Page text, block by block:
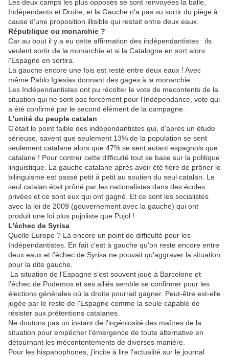
Les deux camps les plus opposés se sont renvoyées la balle,
Indépendants et Droite, et la Gauche n'a pas su sortir du piège à
cause d'une proposition illisible qui restait entre deux eaux.
République ou monarchie ?
Car au bout il y a eu cette affirmation des indépendantistes : ils
veulent sortir de la monarchie et si la Catalogne en sort alors
l'Espagne en sortira.
La gauche encore une fois est resté entre deux eaux ! Avec
même Pablo Iglesias donnant des gages à la monarchie.
Les Indépendantistes ont pu récolter le vote de mecontents de la
situation qui ne sont pas forcément pour l'Indépendance, vote qui
a été confirmé par le second élément de la campagne.
L'unité du peuple catalan
C'était le point faible des indépendantistes qui, d'après un étude
sérieuse, savent que seulement 13% de la population se sent
seulement catalane alors que 47% se sent autant espagnols que
catalane ! Pour contrer cette difficulté tout se base sur la politique
linguistique. La gauche catalane après avoir été fière de prôner le
bilinguisme est passé petit à petit au soutien du seul catalan. Le
seul catalan était prôné par les nationalistes dans des écoles
privées et ce sont eux qui ont gagné. Et ce sont les socialistes
avec la loi de 2009 (gouvernement avec la gauche) qui ont
produit une loi plus pujoliste que Pujol !
L'échec de Syrisa
Quelle Europe ? Là encore un point de difficulté pour les
Indépendantistes. En fait c'est à gauche qu'on reste encore entre
deux eaux et l'échec de Syrisa ne pouvait qu'aggraver la situation
pour la dite gauche.
La situation de l'Espagne s'est souvent joué à Barcelone et
l'échec de Podemos et ses alliés semble se confirmer pour les
élections générales où la droite pourrait gagner. Peut-être est-elle
jugée par le reste de l'Espagne comme la seule capable de
résister aux prétentions catalanes.
Ne doutons pas un instant de l'ingéniosité des maîtres de la
situation pour empêcher l'émergence de toute alternative en
détournant les mécontentements de diverses manière.
Pour les hispanophones, j'incite à lire l'actualité sur le journal